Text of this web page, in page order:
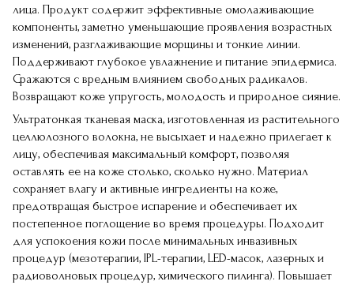
лица. Продукт содержит эффективные омолаживающие
компоненты, заметно уменьшающие проявления возрастных
изменений, разглаживающие морщины и тонкие линии.
Поддерживают глубокое увлажнение и питание эпидермиса.
Сражаются с вредным влиянием свободных радикалов.
Возвращают коже упругость, молодость и природное сияние.
Ультратонкая тканевая маска, изготовленная из растительного
целлюлозного волокна, не высыхает и надежно прилегает к
лицу, обеспечивая максимальный комфорт, позволяя
оставлять ее на коже столько, сколько нужно. Материал
сохраняет влагу и активные ингредиенты на коже,
предотвращая быстрое испарение и обеспечивает их
постепенное поглощение во время процедуры. Подходит
для успокоения кожи после минимальных инвазивных
процедур (мезотерапии, IPL-терапии, LED-масок, лазерных и
радиоволновых процедур, химического пилинга). Повышает